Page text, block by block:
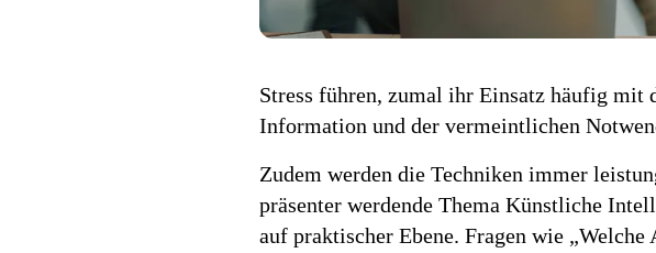
Stress führen, zumal ihr Einsatz häufig
Information und der vermeintlichen
Zudem werden die Techniken immer
präsenter werdende Thema Künstliche
auf praktischer Ebene. Fragen wie